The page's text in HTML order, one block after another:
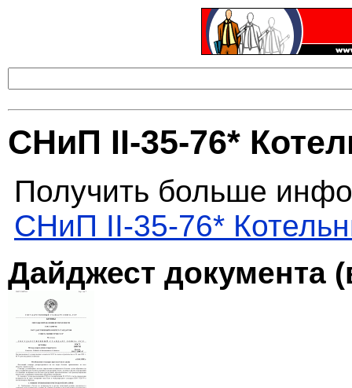
СНиП II-35-76*
Получить больше
СНиП II-35-76*
Дайджест документа